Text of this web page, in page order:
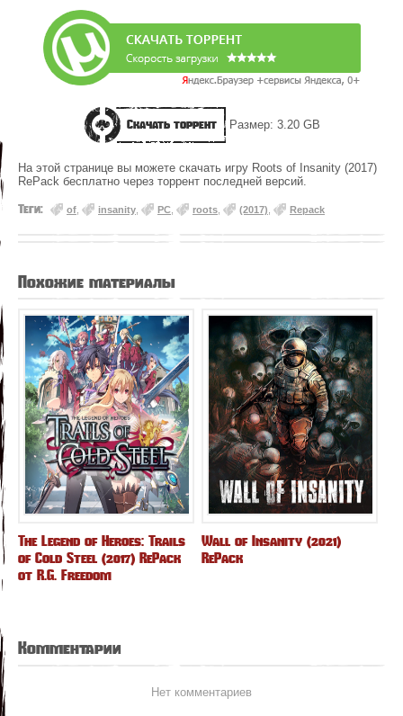
Скачать торрент Размер: 3.20 GB
На этой странице вы можете скачать игру Roots of Insanity (2017)
RePack бесплатно через торрент последней версий.
Теги: of insanity PC roots (2017) Repack
Похожие материалы
The Legend of Heroes: Trails
of Cold Steel (2017) RePack
от R.G. Freedom
Wall of Insanity (2021)
RePack
Комментарии
Нет комментариев